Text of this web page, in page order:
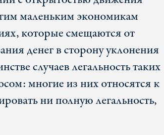
маленьким экономикам
которые смещаются от
денег в сторону уклонения
случаев легальность таких
многие из них относятся к
ни полную легальность,